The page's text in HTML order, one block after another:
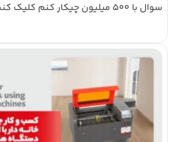
سوال با ۵۰۰ میلیون چیکار کنم کلیک کنید